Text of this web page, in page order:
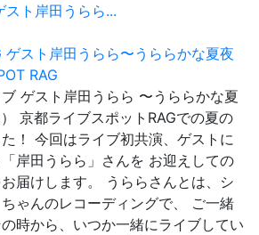
スト岸田うらら...
ゲスト岸田うらら 〜うららかな夏
京都ライブスポットRAGでの夏の
！ 今回はライブ初共演、ゲストに
岸田うらら」さんを お迎えしての
届けします。 うららさんとは、シ
ゃんのレコーディングで、 ご一緒
時から、いつか一緒にライブしてい